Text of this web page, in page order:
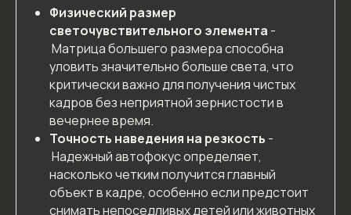
5.Какой бренд бюджетной камеры выбрать
5.1. Canon
5.2.Nikon
5.3.Sony
4.2.Качество съёмки при слабом освещении (ISO)
4.3.Автофокус - скорость и точность
Стабилизация изображения
Поддерживаемые форматы фото и видео (RAW,
JPEG)
4.6.Ёмкость аккумулятора и автономность
4.7.Вес, габариты и эргономика
4.8.Наличие Wi-Fi, Bluetooth и NFC
Физический размер
светочувствительного элемента -
Матрица большего размера способна
уловить значительно больше света, что
критически важно для получения чистых
кадров без неприятной зернистости в
вечернее время.
Точность наведения на резкость -
Надежный автофокус определяет,
насколько четким получится главный
объект в кадре, особенно если предстоит
снимать непоседливых детей или животных